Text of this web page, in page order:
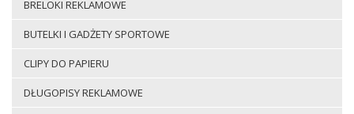
BRELOKI REKLAMOWE
BUTELKI I GADŻETY SPORTOWE
CLIPY DO PAPIERU
DŁUGOPISY REKLAMOWE